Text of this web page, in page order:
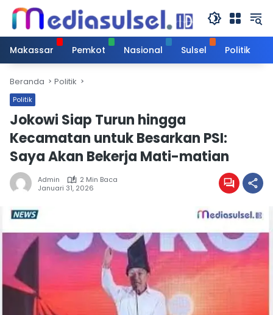
Langsung
konten
Makassar
Pemkot Nasional Sulsel Politik
Beranda Politik
Politik
Jokowi Siap Turun hingga
Kecamatan untuk Besarkan PSI:
Saya Akan Bekerja Mati-matian
Admin
2 Min Baca
Januari 31, 2026